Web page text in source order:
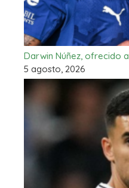
Darwin Núñez, ofrecido
5 agosto, 2026